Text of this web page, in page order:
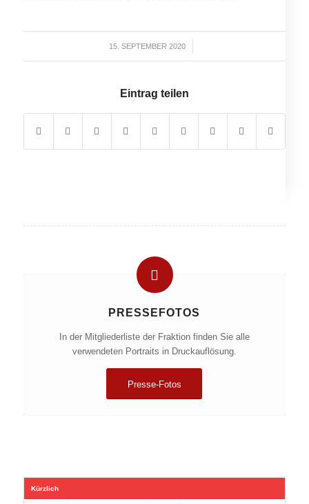
15. SEPTEMBER 2020
/
Eintrag teilen
PRESSEFOTOS
In der Mitgliederliste der Fraktion finden Sie alle
verwendeten Portraits in Druckauflösung.
Presse-Fotos
Kürzlich